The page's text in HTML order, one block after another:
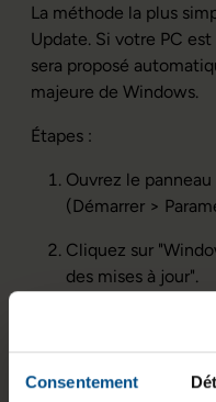
Consentement
La méthode la plus
Update. Si votre PC
sera proposé
majeure de Windows.
Étapes :
Ouvrez le
(Démarrer >
Cliquez sur
des mises à jour".
Si votre PC est
installer".